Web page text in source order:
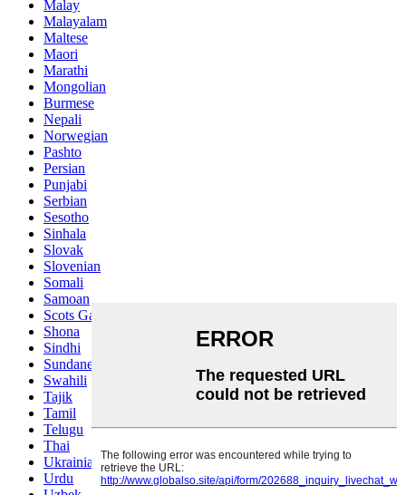
Malay
Malayalam
Maltese
Maori
Marathi
Mongolian
Burmese
Nepali
Norwegian
Pashto
Persian
Punjabi
Serbian
Sesotho
Sinhala
Slovak
Slovenian
Somali
Samoan
Scots Gaelic
Shona
Sindhi
Sundanese
Swahili
Tajik
Tamil
Telugu
Thai
Ukrainian
Urdu